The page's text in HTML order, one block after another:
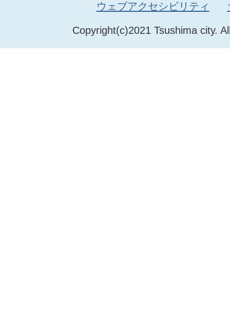
Copyright(c)2021 Tsushima city.
ウェブアクセシビリティ